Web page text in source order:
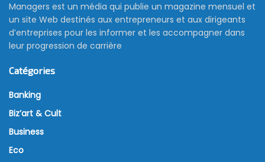
Managers est un média qui publie un magazine mensuel et
un site Web destinés aux entrepreneurs et aux dirigeants
d’entreprises pour les informer et les accompagner dans
leur progression de carrière
Catégories
Banking
Biz’art & Cult
Business
Eco